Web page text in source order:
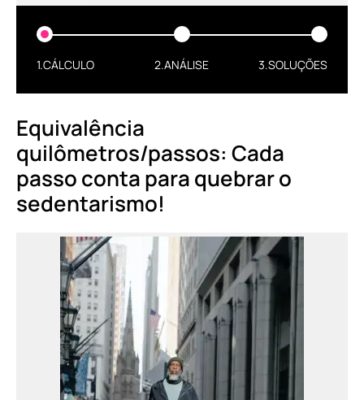
1.CÁLCULO 2.ANÁLISE 3.SOLUÇÕES
Equivalência
quilômetros/passos: Cada
passo conta para quebrar o
sedentarismo!